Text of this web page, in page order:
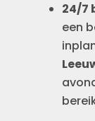
24/7
een